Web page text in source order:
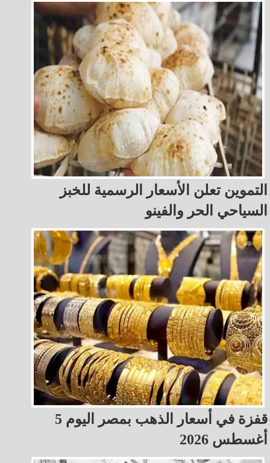
التموين تعلن الأسعار الرسمية للخبز
السياحي الحر والفينو
قفزة في أسعار الذهب بمصر اليوم 5
أغسطس 2026